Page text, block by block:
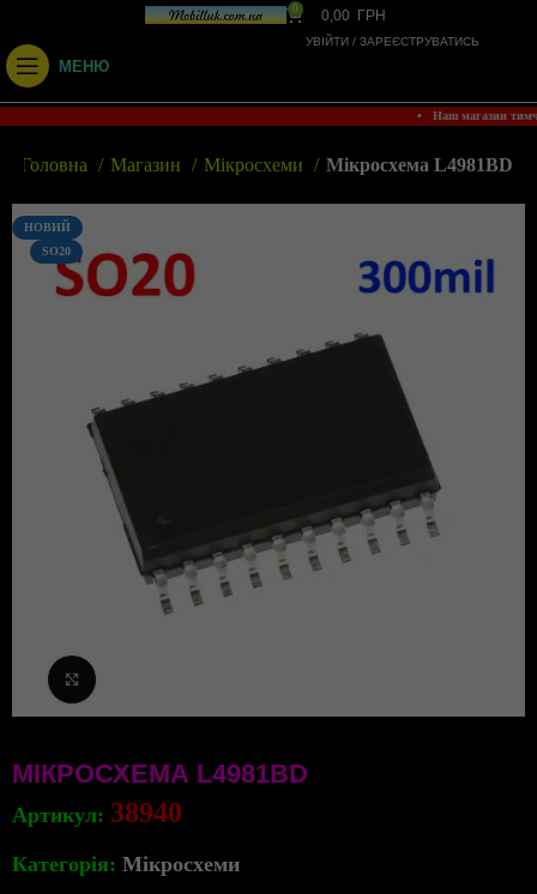
0 0,00 ГРН
УВІЙТИ / ЗАРЕЄСТРУВАТИСЬ
МЕНЮ
• Наш магазин
Головна Магазин Мікросхеми Мікросхема L4981BD
НОВИЙ
SO20
МІКРОСХЕМА L4981BD
Артикул: 38940
Категорія: Мікросхеми